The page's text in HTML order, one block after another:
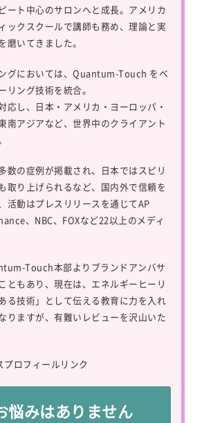
ート中心のサロンへと成長。アメリカ
ックスクールで講師も務め、理論と実
磨いてきました。
グにおいては、 Quantum-Touch をベ
リング技術を統合。
応し、日本・アメリカ・ヨーロッパ・
南アジアなど、世界中のクライアント
数の症例が掲載され、日本ではスピリ
取り上げられるなど、国内外で信頼を
活動はプレスリリースを通じてAP
、NBC、FOXなど22以上のメディ
Touch本部よりブランドアンバサ
ともあり、現在は、エネルギーヒーリ
る技術」として伝える教育に力を入れ
りますが、有難いレビューを沢山いた
ロフィールリンク
悩みはありません